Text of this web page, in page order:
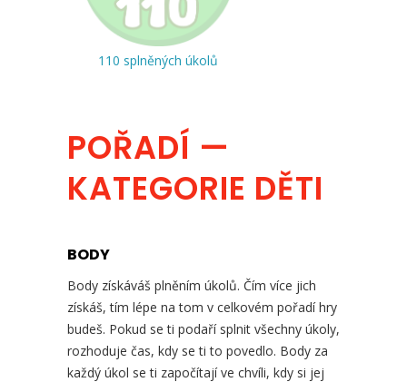
110 splněných úkolů
POŘADÍ —
KATEGORIE DĚTI
BODY
Body získáváš plněním úkolů. Čím více jich
získáš, tím lépe na tom v celkovém pořadí hry
budeš. Pokud se ti podaří splnit všechny úkoly,
rozhoduje čas, kdy se ti to povedlo. Body za
každý úkol se ti započítají ve chvíli, kdy si jej